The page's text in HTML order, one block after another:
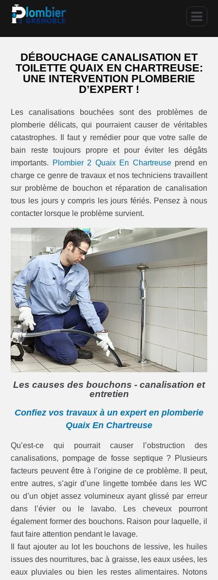
DÉBOUCHAGE CANALISATION ET
TOILETTE QUAIX EN CHARTREUSE:
UNE INTERVENTION PLOMBERIE
D’EXPERT !
Les canalisations bouchées sont des problèmes de
plomberie délicats, qui pourraient causer de véritables
catastrophes. Il faut y remédier pour que votre salle de
bain reste toujours propre et pour éviter les dégâts
importants.
Plombier 2 Quaix En Chartreuseprend en
charge ce genre de travaux et nos techniciens travaillent
sur problème de bouchon et réparation de canalisation
tous les jours y compris les jours fériés. Pensez à nous
contacter lorsque le problème survient.
Les causes des bouchons - canalisation et
entretien
Confiez vos travaux à un expert en plomberie
Quaix En Chartreuse
Qu’est-ce qui pourrait causer l’obstruction des
canalisations, pompage de fosse septique ? Plusieurs
facteurs peuvent être à l’origine de ce problème. Il peut,
entre autres, s’agir d’une lingette tombée dans les WC
ou d’un objet assez volumineux ayant glissé par erreur
dans l’évier ou le lavabo. Les cheveux pourront
également former des bouchons. Raison pour laquelle, il
faut faire attention pendant le lavage.
Il faut ajouter au lot les bouchons de lessive, les huiles
issues des nourritures, bac à graisse, les eaux usées, les
eaux pluviales ou bien les restes alimentaires. Notons